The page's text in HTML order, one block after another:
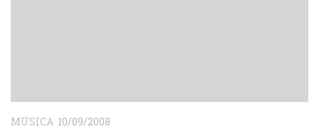
MÚSICA 10/09/2008